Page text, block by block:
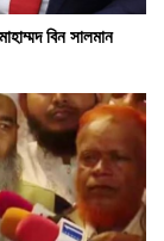
বিন সালমান